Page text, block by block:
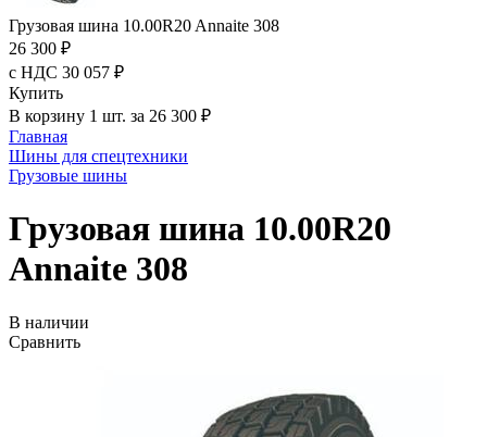
Грузовая шина 10.00R20 Annaite 308
26 300 ₽
с НДС 30 057 ₽
Купить
В корзину 1 шт. за 26 300 ₽
Главная
Шины для спецтехники
Грузовые шины
Грузовая шина 10.00R20
Annaite 308
В наличии
Сравнить